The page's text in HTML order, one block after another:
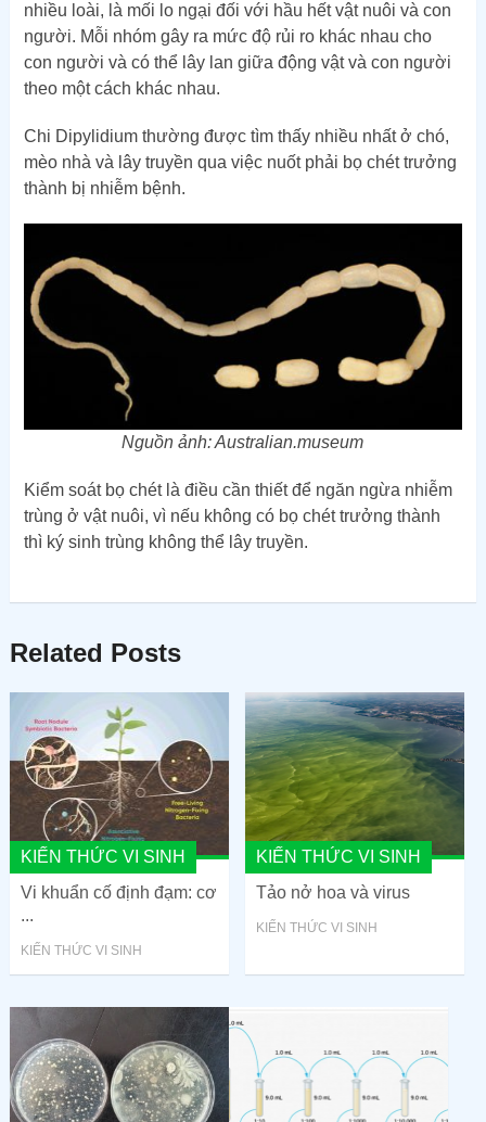
nhiều loài, là mối lo ngại đối với hầu hết vật nuôi và con
người. Mỗi nhóm gây ra mức độ rủi ro khác nhau cho
con người và có thể lây lan giữa động vật và con người
theo một cách khác nhau.
Chi Dipylidium thường được tìm thấy nhiều nhất ở chó,
mèo nhà và lây truyền qua việc nuốt phải bọ chét trưởng
thành bị nhiễm bệnh.
Nguồn ảnh: Australian.museum
Kiểm soát bọ chét là điều cần thiết để ngăn ngừa nhiễm
trùng ở vật nuôi, vì nếu không có bọ chét trưởng thành
thì ký sinh trùng không thể lây truyền.
Related Posts
KIẾN THỨC VI SINH
Vi khuẩn cố định đạm: cơ
...
KIẾN THỨC VI SINH
KIẾN THỨC VI SINH
Tảo nở hoa và virus
KIẾN THỨC VI SINH